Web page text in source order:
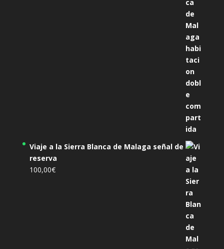
Viaje a la Sierra Blanca de Malaga señal de
reserva
100,00€